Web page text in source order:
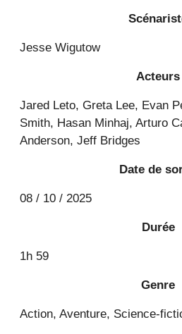
Jesse Wigutow
Acteurs
Jared Leto, Greta Lee, Evan
Smith, Hasan Minhaj, Arturo
Anderson, Jeff Bridges
Date de
08 / 10 / 2025
Durée
1h 59
Genre
Action, Aventure, Science-